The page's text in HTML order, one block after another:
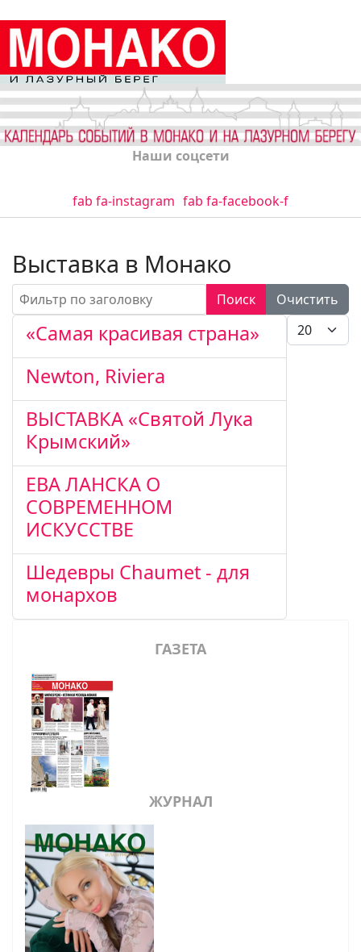
Наши соцсети
fab fa-instagram fab fa-facebook-f
Выставка в Монако
Фильтр по заголовку Поиск
Очистить
Кол-во
«Самая красивая страна»
Newton, Riviera
ВЫСТАВКА «Святой Лука
Крымский»
ЕВА ЛАНСКА О
СОВРЕМЕННОМ
ИСКУССТВЕ
Шедевры Chaumet - для
монархов
ГАЗЕТА
ЖУРНАЛ